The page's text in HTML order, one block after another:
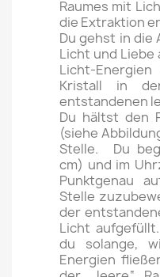
Raumes mit
die Extraktion
Du gehst in die
Licht und Liebe
Licht-
Kristall in
entstandenen
Du hältst den
(siehe
Stelle. Du
cm) und im
Punktgenau
Stelle
der
Licht
du solange,
Energien